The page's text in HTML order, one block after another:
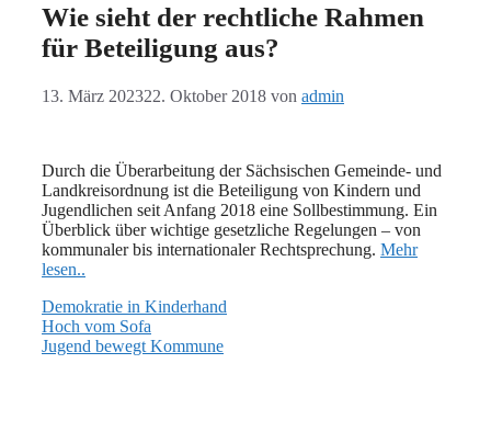
Wie sieht der rechtliche Rahmen
für Beteiligung aus?
13. März 202322. Oktober 2018 von admin
Durch die Überarbeitung der Sächsischen Gemeinde- und
Landkreisordnung ist die Beteiligung von Kindern und
Jugendlichen seit Anfang 2018 eine Sollbestimmung. Ein
Überblick über wichtige gesetzliche Regelungen – von
kommunaler bis internationaler Rechtsprechung. Mehr
lesen..
Demokratie in Kinderhand
Hoch vom Sofa
Jugend bewegt Kommune